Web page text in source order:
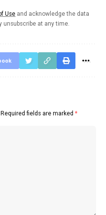
Use and acknowledge the data
unsubscribe at any time.
Required fields are marked *